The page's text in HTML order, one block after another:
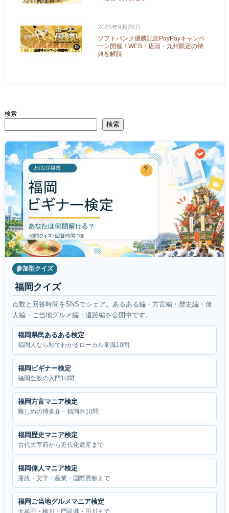
2025年9月28日
ソフトバンク優勝記念PayPayキャンペ
ーン開催！WEB・店頭・九州限定の特
典を解説
検索
検索
参加型クイズ
福岡クイズ
点数と回答時間をSNSでシェア。あるある編・方言編・歴史編・偉
人編・ご当地グルメ編・遺跡編を公開中です。
福岡県民あるある検定
福岡人なら秒でわかるローカル常識10問
福岡ビギナー検定
福岡全般の入門10問
福岡方言マニア検定
難しめの博多弁・福岡弁10問
福岡歴史マニア検定
古代大宰府から近代化遺産まで
福岡偉人マニア検定
藩政・文学・産業・国際貢献まで
福岡ご当地グルメマニア検定
大牟田・柳川・門司港・田川まで